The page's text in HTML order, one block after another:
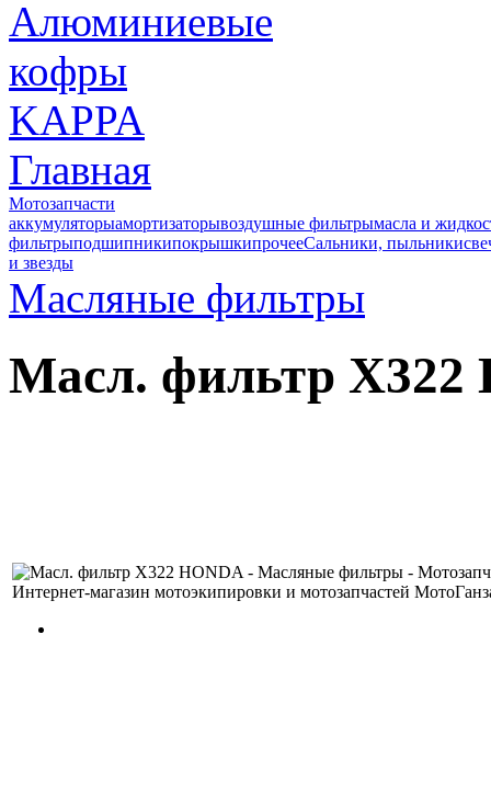
Главная
Мотозапчасти
аккумуляторыамортизаторывоздушные фильтрымасла и
фильтрыподшипникипокрышкипрочееСальники, пыльники
и звезды
Масляные фильтры
Масл. фильтр X322